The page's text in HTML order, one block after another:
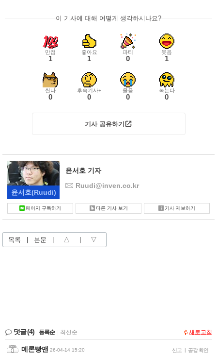
이 기사에 대해 어떻게 생각하시나요?
만점
1
좋아요
1
파티
0
웃음
1
씬나
0
후속기사+
0
울음
0
녹는다
0
기사 공유하기
윤서호(Ruudi)
윤서호 기자
Ruudi@inven.co.kr
페이지 구독하기 다른 기사 보기 기사 제보하기
목록 본문 △ ▽
댓글(4) 등록순 최신순 새로고침
메론빵맨 26-04-14 15:20 신고 | 공감 확인